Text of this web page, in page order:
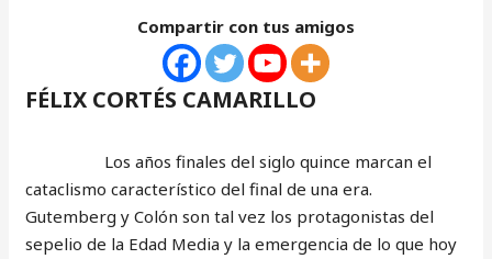
Compartir con tus amigos
FÉLIX CORTÉS CAMARILLO
Los años finales del siglo quince marcan el
cataclismo característico del final de una era.
Gutemberg y Colón son tal vez los protagonistas del
sepelio de la Edad Media y la emergencia de lo que hoy